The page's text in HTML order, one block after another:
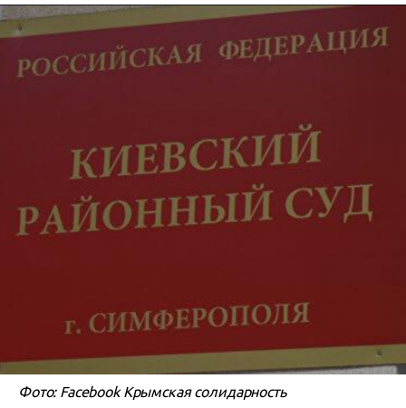
FacebookTwitterTelegram
Фото: Facebook Крымская солидарность